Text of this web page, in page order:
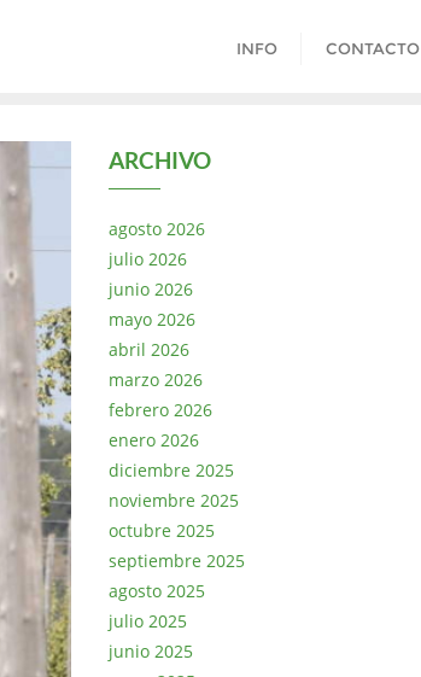
INFO CONTACTO
ARCHIVO
agosto 2026
julio 2026
junio 2026
mayo 2026
abril 2026
marzo 2026
febrero 2026
enero 2026
diciembre 2025
noviembre 2025
octubre 2025
septiembre 2025
agosto 2025
julio 2025
junio 2025